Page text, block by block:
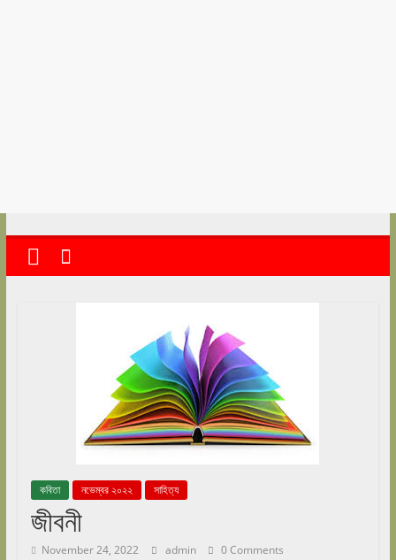
কবিতা নভেম্বর ২০২২ সাহিত্য
জীবনী
November 24, 2022 admin 0 Comments